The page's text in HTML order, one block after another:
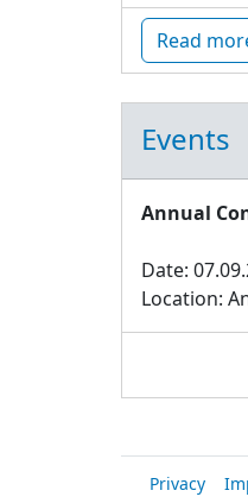
Read
Events
Annual
Date:
Location:
Privacy